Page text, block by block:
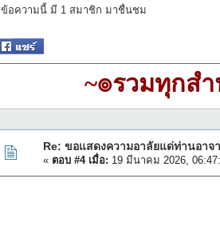
ข้อความนี้ มี 1 สมาชิก มาชื่นชม
~๏รวมทุกส
Re: ขอแสดงความอาลัยแด่ท่านอาจ
« ตอบ #4 เมื่อ: 19 มีนาคม 2026,